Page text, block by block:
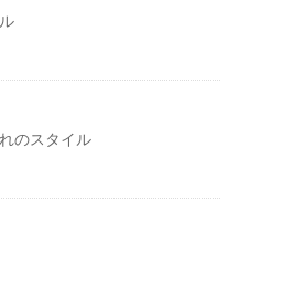
のスタイル